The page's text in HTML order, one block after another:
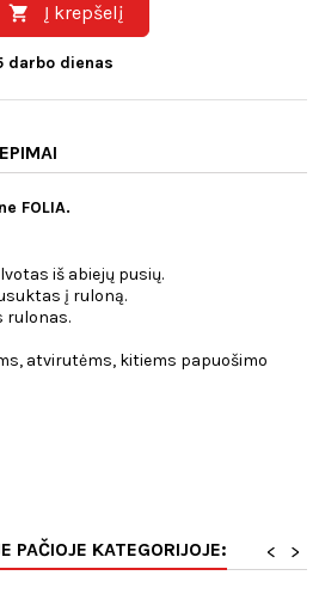
 Į krepšelį
darbo dienas
FOLIA.
iš abiejų pusių.
į ruloną.
rulonas.
atvirutėms, kitiems papuošimo
PAČIOJE KATEGORIJOJE: >
<